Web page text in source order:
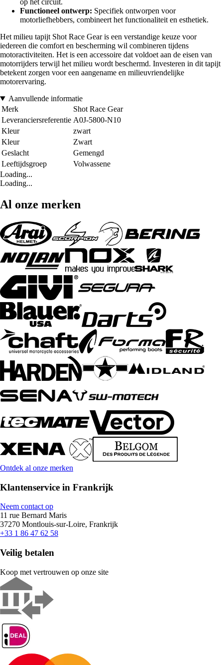
op het circuit.
Functioneel ontwerp: Specifiek ontworpen voor
motorliefhebbers, combineert het functionaliteit en esthetiek.
Het milieu tapijt Shot Race Gear is een verstandige keuze voor
iedereen die comfort en bescherming wil combineren tijdens
motoractiviteiten. Het is een accessoire dat voldoet aan de eisen van
motorrijders terwijl het milieu wordt beschermd. Investeren in dit tapijt
betekent zorgen voor een aangename en milieuvriendelijke
motorervaring.
Aanvullende informatie
Merk
Shot Race Gear
Leveranciersreferentie A0J-5800-N10
Kleur
zwart
Kleur
Zwart
Geslacht
Gemengd
Leeftijdsgroep
Volwassene
Loading...
Loading...
Al onze merken
Ontdek al onze merken
Klantenservice in Frankrijk
Neem contact op
11 rue Bernard Maris
37270 Montlouis-sur-Loire, Frankrijk
+33 1 86 47 62 58
Veilig betalen
Koop met vertrouwen op onze site